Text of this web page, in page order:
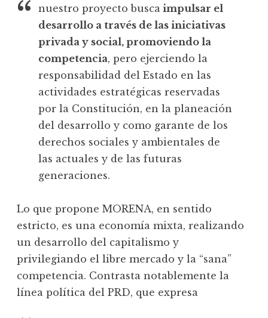
nuestro proyecto busca impulsar el
desarrollo a través de las iniciativas
privada y social, promoviendo la
competencia, pero ejerciendo la
responsabilidad del Estado en las
actividades estratégicas reservadas
por la Constitución, en la planeación
del desarrollo y como garante de los
derechos sociales y ambientales de
las actuales y de las futuras
generaciones.
Lo que propone MORENA, en sentido
estricto, es una economía mixta, realizando
un desarrollo del capitalismo y
privilegiando el libre mercado y la “sana”
competencia. Contrasta notablemente la
línea política del PRD, que expresa